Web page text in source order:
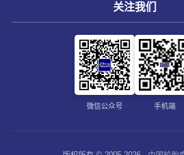
关注我们
微信公众号 手机端